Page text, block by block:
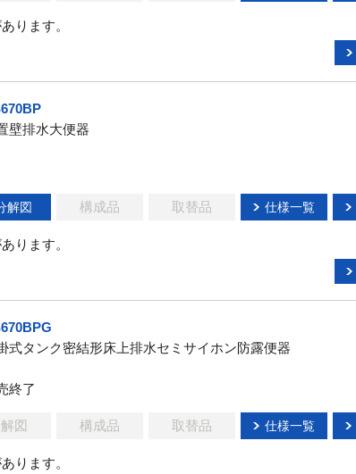
ります。
壁排水大便器
解図 構成品 取替品 仕様一覧
ります。
式タンク密結形床上排水セミサイホン防露便器
終了
図 構成品 取替品 仕様一覧
ります。